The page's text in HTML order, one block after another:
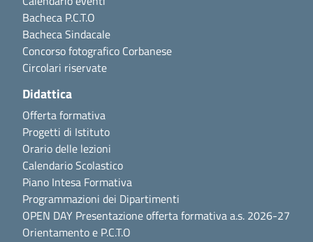
Bacheca P.C.T.O
Bacheca Sindacale
Concorso fotografico Corbanese
Circolari riservate
Didattica
Offerta formativa
Progetti di Istituto
Orario delle lezioni
Calendario Scolastico
Piano Intesa Formativa
Programmazioni dei Dipartimenti
OPEN DAY Presentazione offerta formativa a.s. 2026-27
Orientamento e P.C.T.O